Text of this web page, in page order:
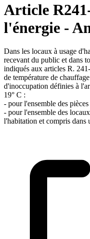
Article
l'énergie -
Dans les locaux à usage
recevant du public et dans
indiqués aux articles R.
de température de
d'inoccupation définies à
19° C :
- pour l'ensemble des
- pour l'ensemble des
l'habitation et compris dans